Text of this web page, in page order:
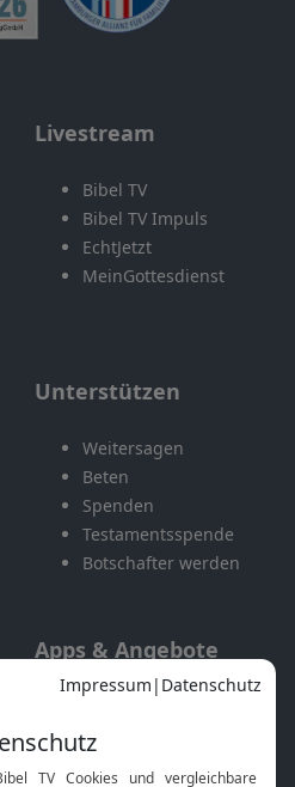
Livestream
Bibel TV
Bibel TV Impuls
EchtJetzt
MeinGottesdienst
Unterstützen
Weitersagen
Beten
Spenden
Testamentsspende
Botschafter werden
Apps & Angebote
Mobile App